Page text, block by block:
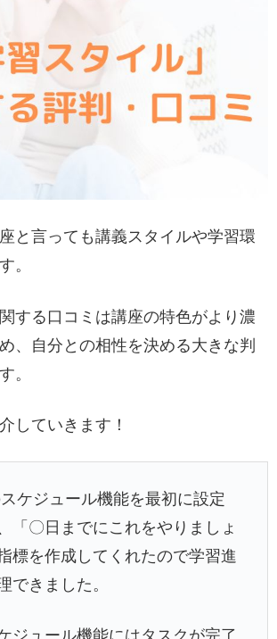
と言っても講義スタイルや学習環
。
する口コミは講座の特色がより濃
、自分との相性を決める大きな判
。
していきます！
ケジュール機能を最初に設定
「〇日までにこれをやりましょ
標を作成してくれたので学習進
できました。